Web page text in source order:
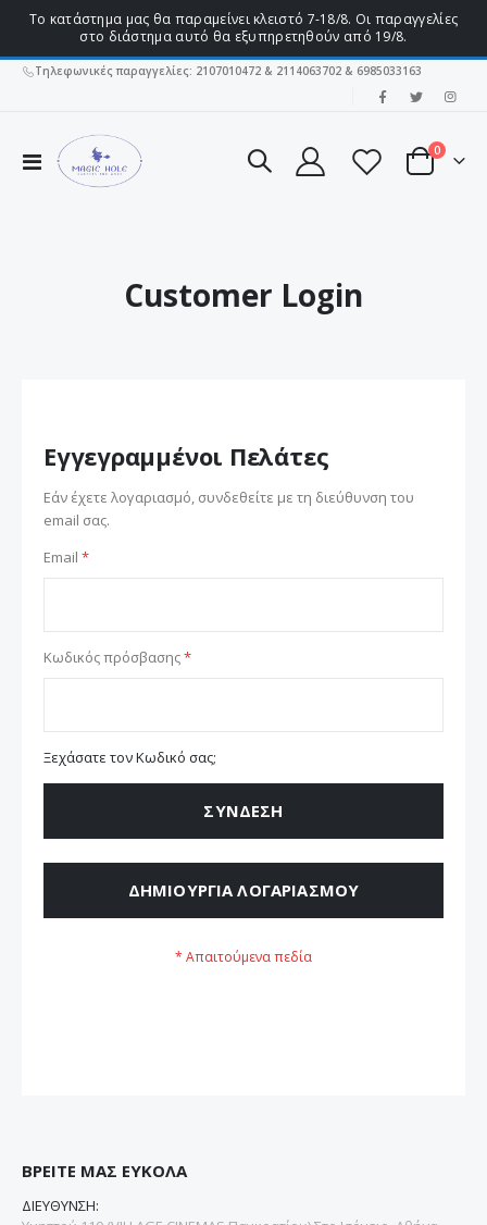
Το κατάστημα μας θα παραμείνει κλειστό 7-18/8. Οι παραγγελίες
στο διάστημα αυτό θα εξυπηρετηθούν από 19/8.
Τηλεφωνικές παραγγελίες: 2107010472 & 2114063702 & 6985033163
Εναλλαγή
Πλοήγησης
Cart
0
Customer Login
Εγγεγραμμένοι Πελάτες
Εάν έχετε λογαριασμό, συνδεθείτε με τη διεύθυνση του
email σας.
Email
Κωδικός πρόσβασης
Ξεχάσατε τον Κωδικό σας;
ΣΎΝΔΕΣΗ
ΔΗΜΙΟΥΡΓΊΑ ΛΟΓΑΡΙΑΣΜΟΎ
ΒΡΕΙΤΕ ΜΑΣ ΕΥΚΟΛΑ
ΔΙΕΥΘΥΝΣΗ: